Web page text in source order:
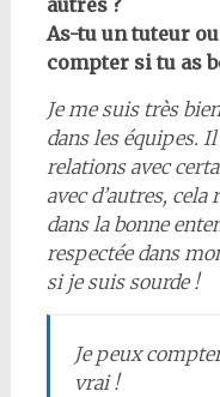
As-tu un tuteur
compter si tu as
Je me suis très
dans les équipes.
relations avec
avec d’autres,
dans la bonne
respectée dans
si je suis sourde !
Je peux
vrai !